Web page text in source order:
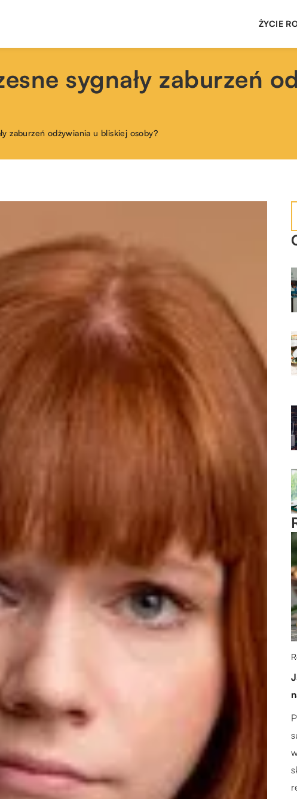
ŻYCIE
sygnały zaburzeń
zaburzeń odżywiania u bliskiej osoby?